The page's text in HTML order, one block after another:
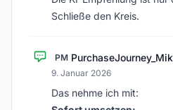
Schließe den Kreis.
PM
9. Januar 2026
Das nehme ich mit: